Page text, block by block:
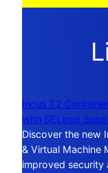
Incus 7.2
with SELinux
Discover the new
& Virtual Machine
improved security